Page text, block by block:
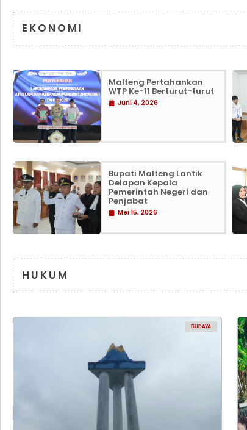
EKONOMI
Malteng Pertahankan
WTP Ke-11 Berturut-turut
Juni 4, 2026
Bupati Malteng Lantik
Delapan Kepala
Pemerintah Negeri dan
Penjabat
Mei 15, 2026
HUKUM
BUDAYA